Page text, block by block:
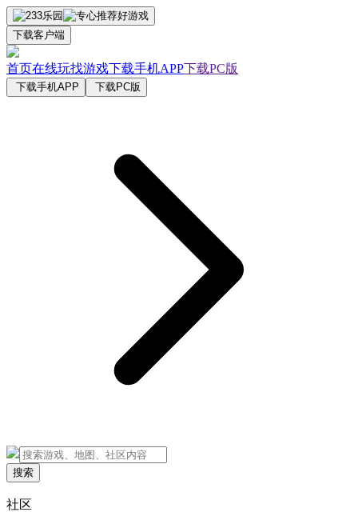
下载客户端
首页在线玩找游戏下载手机APP下载PC版
下载手机APP 下载PC版
搜索
社区